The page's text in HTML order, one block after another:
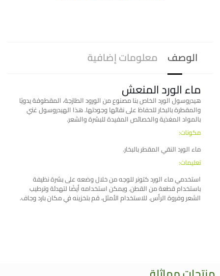
الوصف معلومات إضافية
ماء الورد المنعش
هيدروسول الورد الخاص بنا مصنوع من الورود الطازجة، المقطوفة يدويًا
والمقطرة بالبخار للحفاظ على نقائها وجودتها. هذا الهيدروسول غني
بالمواد المغذية والخصائص المفيدة للبشرة والشعر.
مكونات:
ماء الورد النقي المقطر بالبخار.
تعليمات:
استخدمي ماء الورد كتونر للوجه من خلال وضعه على بشرة نظيفة
باستخدام قطعة من القطن. ويمكن استخدامه أيضًا لتهدئة وترطيب
الشعر وفروة الرأس. للاستخدام الأمثل، قم بتخزينه في مكان بارد وجاف.